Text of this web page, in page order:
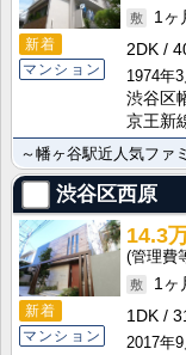
新着
マンション
1ヶ
2DK
1974年3
渋谷区
京王新
～幡ヶ谷駅近人気ファ
渋谷区西原
新着
マンション
14.3
1ヶ
1DK
2017年9